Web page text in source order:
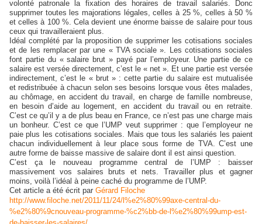
volonté patronale la fixation des horaires de travail salariés. Donc
supprimer toutes les majorations légales, celles à 25 %, celles à 50 %
et celles à 100 %. Cela devient une énorme baisse de salaire pour tous
ceux qui travailleraient plus.
Idéal complété par la proposition de supprimer les cotisations sociales
et de les remplacer par une « TVA sociale ». Les cotisations sociales
font partie du « salaire brut » payé par l’employeur. Une partie de ce
salaire est versée directement, c’est le « net ». Et une partie est versée
indirectement, c’est le « brut » : cette partie du salaire est mutualisée
et redistribuée à chacun selon ses besoins lorsque vous êtes malades,
au chômage, en accident du travail, en charge de famille nombreuse,
en besoin d’aide au logement, en accident du travail ou en retraite.
C’est ce qu’il y a de plus beau en France, ce n’est pas une charge mais
un bonheur. C’est ce que l’UMP veut supprimer : que l’employeur ne
paie plus les cotisations sociales. Mais que tous les salariés les paient
chacun individuellement à leur place sous forme de TVA. C’est une
autre forme de baisse massive de salaire dont il est ainsi question.
C’est ça le nouveau programme central de l’UMP : baisser
massivement vos salaires bruts et nets. Travailler plus et gagner
moins, voilà l’idéal à peine caché du programme de l’UMP.
Cet article a été écrit par Gérard Filoche
http://www.filoche.net/2011/11/24/l%e2%80%99axe-central-du-
%e2%80%9cnouveau-programme-%c2%bb-de-l%e2%80%99ump-est-